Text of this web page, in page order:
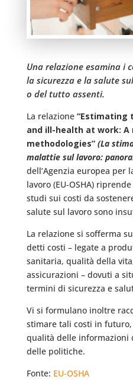
Una relazione esamina i
la sicurezza e la salute
o del tutto assenti.
La relazione “Estimating
and ill-health at work: A
methodologies” (La
malattie sul lavoro:
dell’Agenzia europea per
lavoro (EU-OSHA)
studi sui costi da
salute sul lavoro sono
La relazione si sofferma
detti costi – legate a
sanitaria, qualità della
assicurazioni – dovuti a
termini di sicurezza e
Vi si formulano inoltre
stimare tali costi in
qualità delle informazioni
delle politiche.
Fonte: EU-OSHA